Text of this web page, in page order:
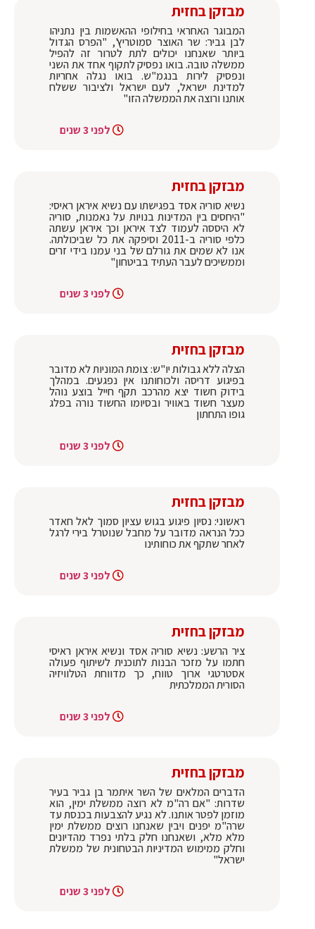
מבזקן בחזית
המבוגר האחראי בחילופי ההאשמות בין נתניהו
לבן גביר: שר האוצר סמוטריץ', "הפרס הגדול
ביותר שאנחנו יכולים לתת לטרור זה להפיל
ממשלה טובה. בואו נפסיק לתקוף אחד את השני
ונפסיק לירות בנגמ"ש. בואו נגלה אחריות
למדינת ישראל, לעם ישראל ולציבור ששלח
אותנו ורוצה את הממשלה הזו"
לפני 3 שנים
מבזקן בחזית
נשיא סוריה אסד בפגישתו עם נשיא איראן ראיסי:
"היחסים בין המדינות בנויות על נאמנות, סוריה
לא היססה לעמוד לצד איראן וכך איראן עשתה
כלפי סוריה ב-2011 וסיפקה את כל שביכולתה.
אנו לא שמים את גורלם של בני עמנו בידי זרים
וממשיכים לעבר העתיד בביטחון"
לפני 3 שנים
מבזקן בחזית
הצלה ללא גבולות יו"ש: צומת המוניות לא מדובר
בפיגוע דריסה ולכוחותנו אין נפגעים. במהלך
בידוק חשוד יצא מהרכב תקף חייל בוצע נוהל
מעצר חשוד באוויר ובסיומו החשוד נורה בפלג
גופו התחתון
לפני 3 שנים
מבזקן בחזית
ראשוני: נסיון פיגוע בגוש עציון סמוך לאל חאדר
ככל הנראה מדובר על מחבל שנוטרל בירי לרגל
לאחר שתקף את כוחותינו
לפני 3 שנים
מבזקן בחזית
ציר הרשע: נשיא סוריה אסד ונשיא איראן ראיסי
חתמו על מזכר הבנות לתוכנית לשיתוף פעולה
אסטרטגי ארוך טווח, כך מדווחת הטלוויזיה
הסורית הממלכתית
לפני 3 שנים
מבזקן בחזית
הדברים המלאים של השר איתמר בן גביר בעיר
שדרות: "אם רה"מ לא רוצה ממשלת ימין, הוא
מוזמן לפטר אותנו. לא נגיע להצבעות בכנסת עד
שרה"מ יפנים ויבין שאנחנו רוצים ממשלת ימין
מלא מלא, ושאנחנו חלק בלתי נפרד מהדיונים
וחלק ממימוש המדיניות הבטחונית של ממשלת
ישראל"
לפני 3 שנים